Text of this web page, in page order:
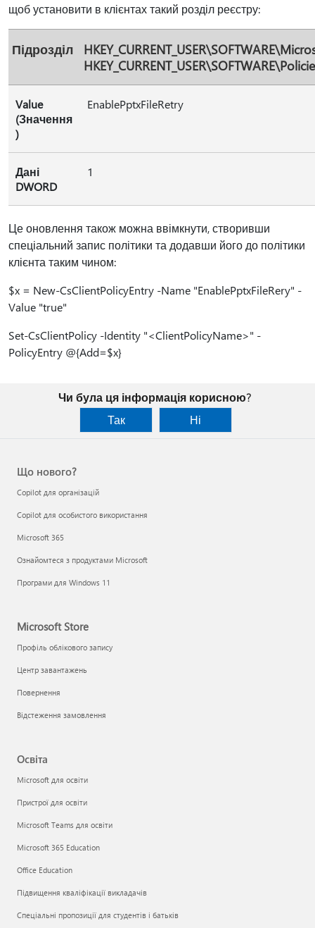
щоб установити в клієнтах такий розділ реєстру:
Підрозділ
Value
(Значення
)
EnablePptxFileRetry
Дані
DWORD
1
Це оновлення також можна ввімкнути, створивши
спеціальний запис політики та додавши його до політики
клієнта таким чином:
$x = New-CsClientPolicyEntry -Name "EnablePptxFileRery" -
Value "true"
Set-CsClientPolicy -Identity "<ClientPolicyName>" -
PolicyEntry @{Add=$x}
Чи була ця інформація корисною?
Так
Ні
Що нового?
Copilot для організацій
Copilot для особистого використання
Microsoft 365
Ознайомтеся з продуктами Microsoft
Програми для Windows 11
Microsoft Store
Профіль облікового запису
Центр завантажень
Повернення
Відстеження замовлення
Освіта
Microsoft для освіти
Пристрої для освіти
Microsoft Teams для освіти
Microsoft 365 Education
Office Education
Підвищення кваліфікації викладачів
Спеціальні пропозиції для студентів і батьків